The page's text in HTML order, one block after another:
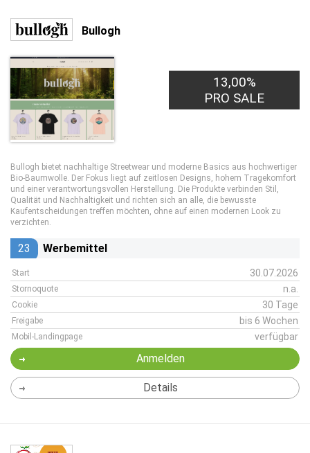
Bullogh
13,00%
PRO SALE
Bullogh bietet nachhaltige Streetwear und moderne Basics aus hochwertiger
Bio-Baumwolle. Der Fokus liegt auf zeitlosen Designs, hohem Tragekomfort
und einer verantwortungsvollen Herstellung. Die Produkte verbinden Stil,
Qualität und Nachhaltigkeit und richten sich an alle, die bewusste
Kaufentscheidungen treffen möchten, ohne auf einen modernen Look zu
verzichten.
23 Werbemittel
Start 30.07.2026
Stornoquote n.a.
Cookie 30 Tage
Freigabe bis 6 Wochen
Mobil-Landingpage verfügbar
Anmelden
Details